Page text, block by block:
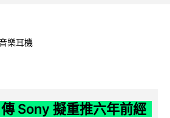
樂耳機
Sony 擬重推六年前經